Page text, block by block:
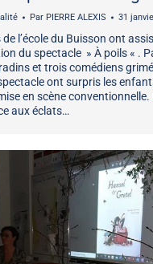
Par PIERRE ALEXIS 31
l’école du Buisson ont
du spectacle » À poils « .
et trois comédiens
ont surpris les
en scène
aux éclats…